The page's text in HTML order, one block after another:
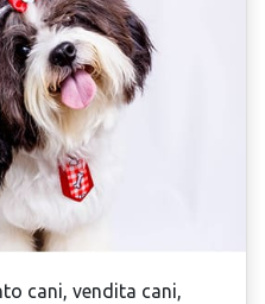
cani, vendita cani,